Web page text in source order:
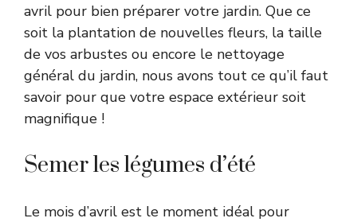
avril pour bien préparer votre jardin. Que ce
soit la plantation de nouvelles fleurs, la taille
de vos arbustes ou encore le nettoyage
général du jardin, nous avons tout ce qu’il faut
savoir pour que votre espace extérieur soit
magnifique !
Semer les légumes d’été
Le mois d’avril est le moment idéal pour